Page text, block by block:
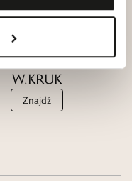
Salony
W.KRUK
Znajdź